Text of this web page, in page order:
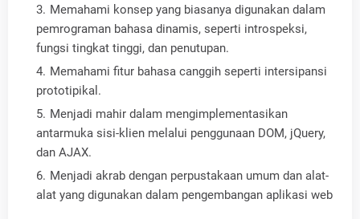
Memahami konsep yang biasanya digunakan dalam
pemrograman bahasa dinamis, seperti introspeksi,
fungsi tingkat tinggi, dan penutupan.
Memahami fitur bahasa canggih seperti intersipansi
prototipikal.
Menjadi mahir dalam mengimplementasikan
antarmuka sisi-klien melalui penggunaan DOM, jQuery,
dan AJAX.
Menjadi akrab dengan perpustakaan umum dan alat-
alat yang digunakan dalam pengembangan aplikasi web